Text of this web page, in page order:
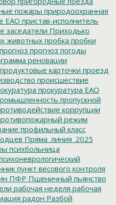
пожары природоохранная
ЕАО пристав-исполнитель
заседатели Приходько
животных пробка пробки
прогноз прогноз погоды
реновации
продуктовые карточки проезд
происшествие
прокуратура ЕАО
пропускной
коррупции
режим
профильный класс
Пряма_линия_2025
психбольница
пункт весового контроля
ПФР Пшеничный пьянство
рабочая неделя рабочая
радон Разбой